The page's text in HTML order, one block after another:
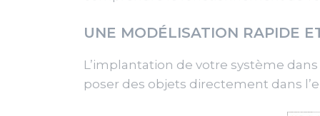
UNE MODÉLISATION RAPIDE
L’implantation de votre système
poser des objets directement dans